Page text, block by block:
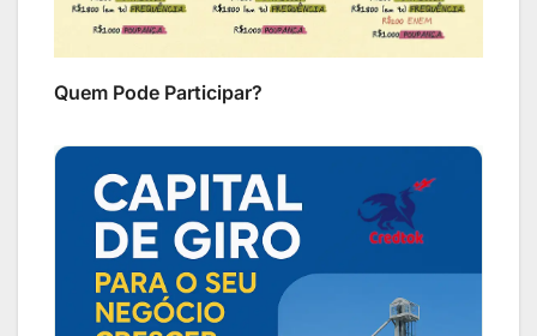
Quem Pode Participar?